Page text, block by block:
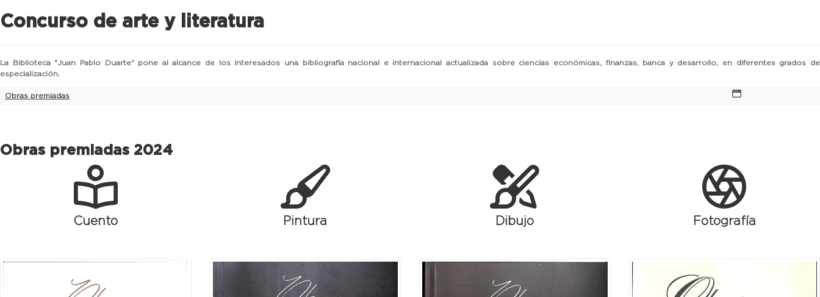
Concurso de arte y literatura
La Biblioteca "Juan Pablo Duarte" pone al alcance de los interesados una bibliografía nacional e internacional actualizada sobre ciencias económicas, finanzas, banca y desarrollo, en diferentes grados de
especialización.
Obras premiadas
Obras premiadas 2024
Cuento Pintura Dibujo Fotografía
Previous